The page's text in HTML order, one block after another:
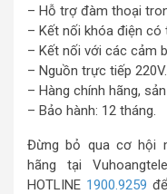
– Hỗ trợ đàm thoại
– Kết nối khóa điện có
– Kết nối với các cảm
– Nguồn trực tiếp 220V.
– Hàng chính hãng,
– Bảo hành: 12 tháng.
Đừng bỏ qua cơ hội
hãng tại
HOTLINE 1900.9259